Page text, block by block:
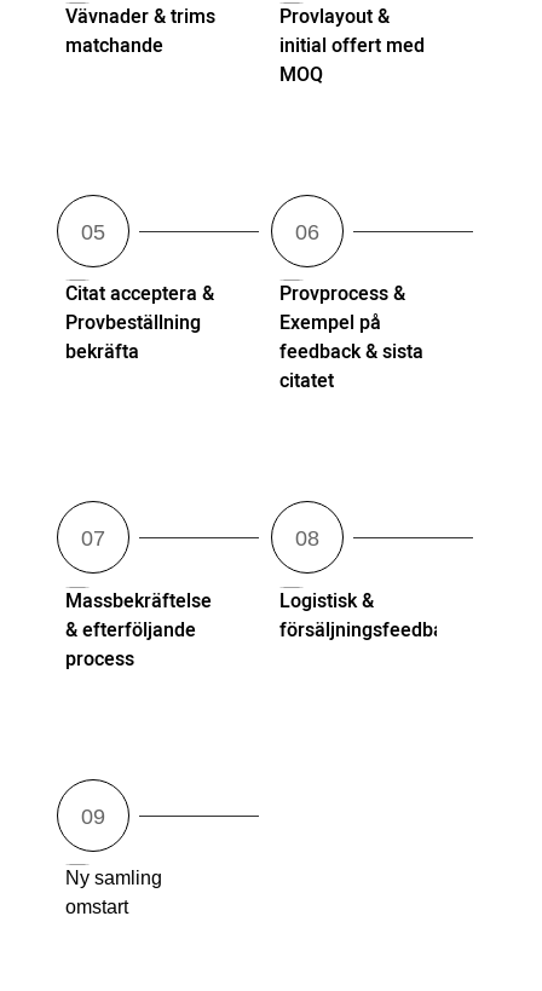
Vävnader & trims
matchande
Provlayout &
initial offert med
MOQ
Citat acceptera &
Provbeställning
bekräfta
Provprocess &
Exempel på
feedback & sista
citatet
Massbekräftelse
& efterföljande
process
Logistisk &
försäljningsfeedback
Ny samling
omstart